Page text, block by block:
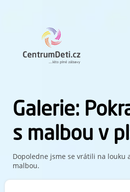
Galerie:
s malbou v
Dopoledne jsme se vrátili na louku
malbou.